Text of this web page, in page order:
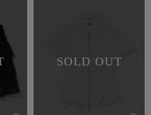
SOLD OUT